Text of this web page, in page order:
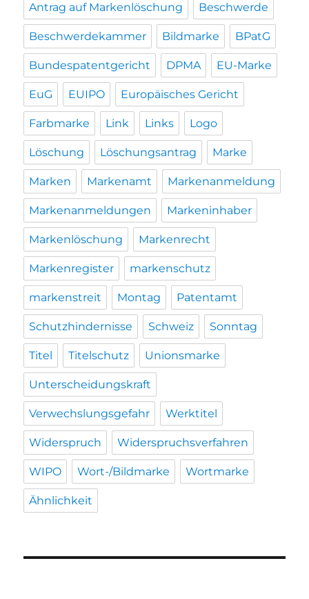
Antrag auf Markenlöschung Beschwerde
Beschwerdekammer Bildmarke BPatG
Bundespatentgericht DPMA EU-Marke
EuG EUIPO Europäisches Gericht
Farbmarke Link Links Logo
Löschung Löschungsantrag Marke
Marken Markenamt Markenanmeldung
Markenanmeldungen Markeninhaber
Markenlöschung Markenrecht
Markenregister markenschutz
markenstreit Montag Patentamt
Schutzhindernisse Schweiz Sonntag
Titel Titelschutz Unionsmarke
Unterscheidungskraft
Verwechslungsgefahr Werktitel
Widerspruch Widerspruchsverfahren
WIPO Wort-/Bildmarke Wortmarke
Ähnlichkeit